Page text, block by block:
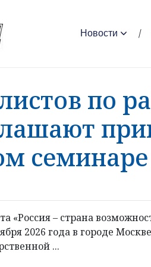
Новости
по
семинаре
«Россия – страна
2026 года в городе
...